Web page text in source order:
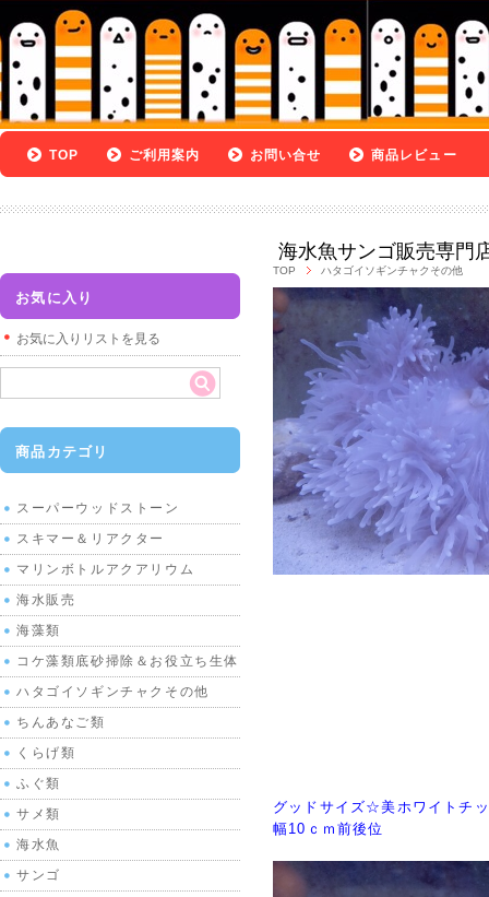
TOP ご利用案内 お問い合せ 商品レビュー
海水魚サンゴ販売専門
TOP ハタゴイソギンチャクその他
グッドサイズ☆美ホワイトチ
幅10ｃｍ前後位
お気に入り
お気に入りリストを見る
商品カテゴリ
スーパーウッドストーン
スキマー＆リアクター
マリンボトルアクアリウム
海水販売
海藻類
コケ藻類底砂掃除＆お役立ち生体
ハタゴイソギンチャクその他
ちんあなご類
くらげ類
ふぐ類
サメ類
海水魚
サンゴ